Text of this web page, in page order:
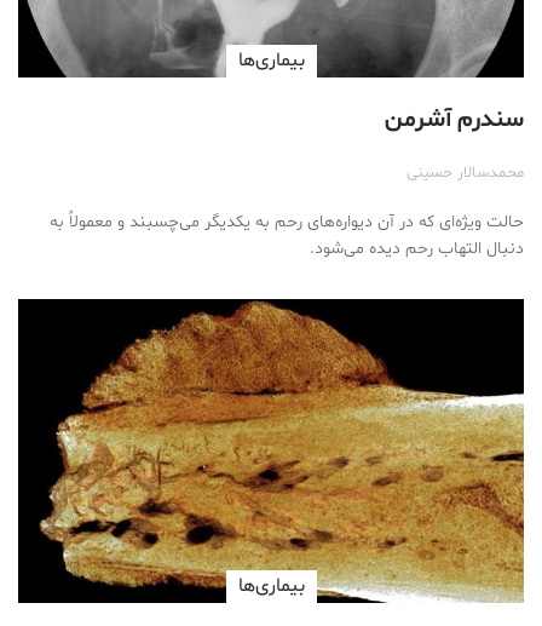
بیماری‌ها
سندرم آشرمن
محمد‌سالار حسینی
حالت ویژه‌ای که در آن دیواره‌های رحم به یکدیگر می‌چسبند و معمولاً به
دنبال التهاب رحم دیده می‌شود.
بیماری‌ها